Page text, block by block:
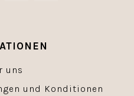
uns
und Konditionen